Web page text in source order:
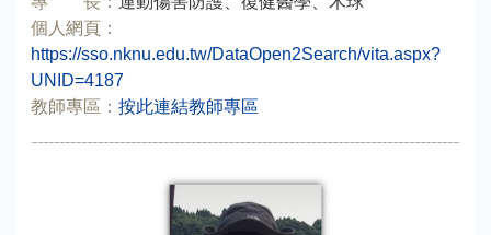
個人網頁：
https://sso.nknu.edu.tw/DataOpen2Search/vita.aspx?
UNID=4187
教師專區： 按此連結教師專區